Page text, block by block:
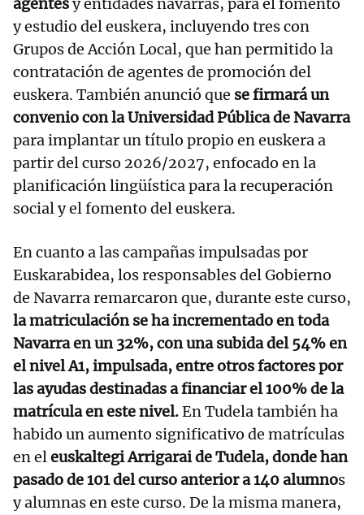
agentesy entidades navarras, para el fomento
y estudio del euskera, incluyendo tres con
Grupos de Acción Local, que han permitido la
contratación de agentes de promoción del
euskera. También anunció que se firmará un
convenio con la Universidad Pública de Navarra
para implantar un título propio en euskera a
partir del curso 2026/2027, enfocado en la
planificación lingüística para la recuperación
social y el fomento del euskera.
En cuanto a las campañas impulsadas por
Euskarabidea, los responsables del Gobierno
de Navarra remarcaron que, durante este curso,
la matriculación se ha incrementado en toda
Navarra en un 32%, con una subida del 54% en
el nivel A1, impulsada, entre otros factores por
las ayudas destinadas a financiar el 100% de la
matrícula en este nivel.En Tudela también ha
habido un aumento significativo de matrículas
en eleuskaltegi Arrigarai de Tudela, donde han
pasado de 101 del curso anterior a 140 alumnos
y alumnas en este curso. De la misma manera,